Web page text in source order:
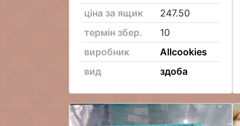
ціна за ящик
247.50
термін збер.
10
виробник
Allcookies
вид
здоба